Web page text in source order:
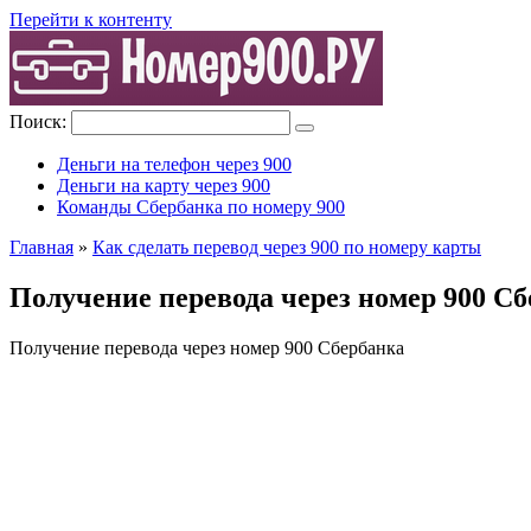
Перейти к контенту
Поиск:
Деньги на телефон через 900
Деньги на карту через 900
Команды Сбербанка по номеру 900
Главная » Как сделать перевод через 900 по номеру карты
Получение перевода через номер 900
Получение перевода через номер 900 Сбербанка